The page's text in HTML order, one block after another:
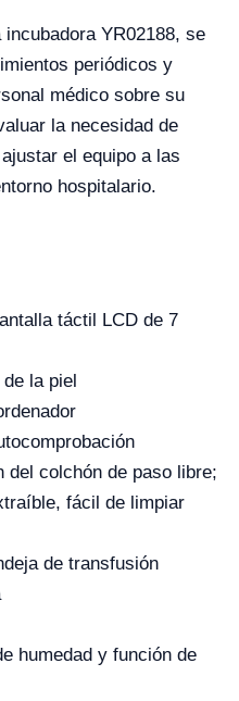
YR02188, se
periódicos y
médico sobre su
la necesidad de
el equipo a las
hospitalario.
táctil LCD de 7
la piel
del colchón de paso libre;
fácil de limpiar
de transfusión
humedad y función de